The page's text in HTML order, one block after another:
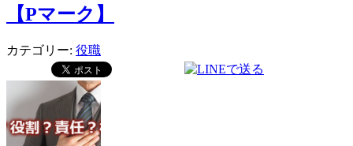
【Pマーク】
カテゴリー: 役職